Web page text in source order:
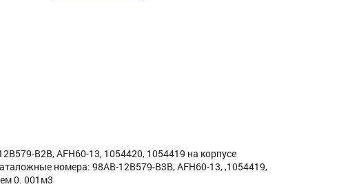
B2B, AFH60-13, 1054420, 1054419 на корпусе
номера: 98AB-12B579-B3B, AFH60-13, ,1054419,
0. 001м3